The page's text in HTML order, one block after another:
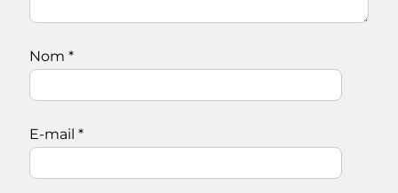
Nom *
E-mail *